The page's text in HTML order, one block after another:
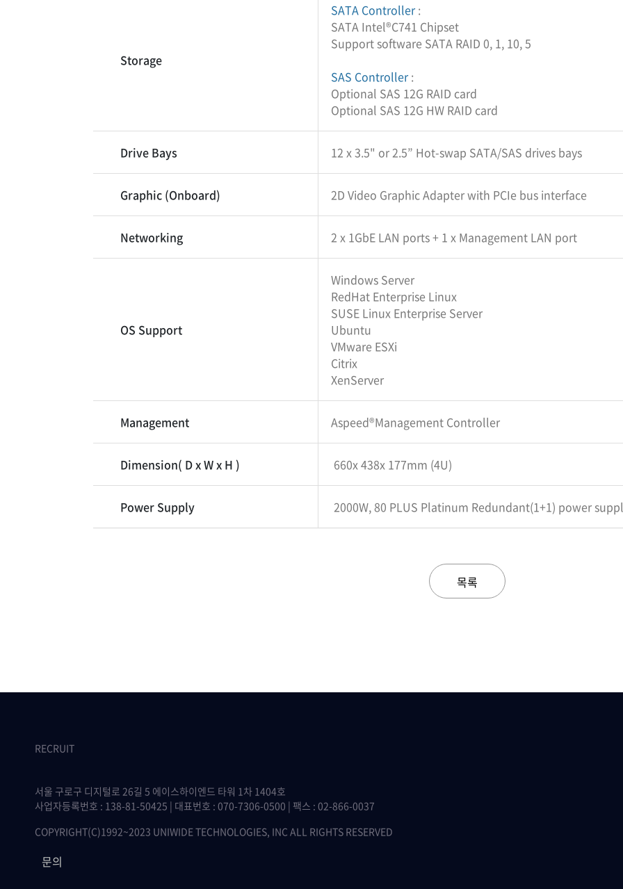
Storage
SATA Controller:
SATA Intel®C741 Chipset
Support software SATA RAID 0, 1, 10, 5
SAS Controller:
Optional SAS 12G RAID card
Optional SAS 12G HW RAID card
Drive Bays 12 x 3.5" or 2.5” Hot-swap SATA/SAS drives bays
Graphic (Onboard) 2D Video Graphic Adapter with PCIe bus interface
Networking 2 x 1GbE LAN ports + 1 x Management LAN port
OS Support
Windows Server
RedHat Enterprise Linux
SUSE Linux Enterprise Server
Ubuntu
VMware ESXi
Citrix
XenServer
Management Aspeed®Management Controller
Dimension( D x W x H ) 660x 438x 177mm (4U)
Power Supply 2000W, 80 PLUS Platinum Redundant(1+1) power
목록
RECRUIT
서울 구로구 디지털로 26길 5 에이스하이엔드 타워 1차 1404호
사업자등록번호 : 138-81-50425 | 대표번호 : 070-7306-0500 | 팩스 : 02-866-0037
COPYRIGHT(C)1992~2023 UNIWIDE TECHNOLOGIES, INC ALL RIGHTS RESERVED
문의